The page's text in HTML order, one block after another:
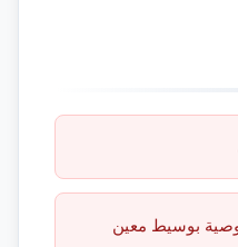
بوسيط معين